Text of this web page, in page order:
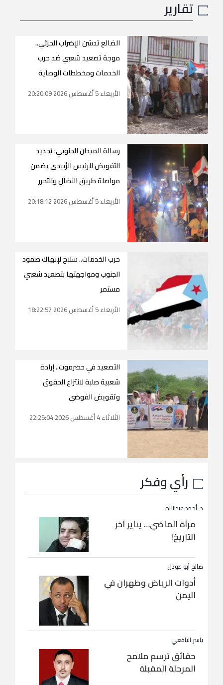
تقارير
الضالع تدشن الإضراب الجزئي..
موجة تصعيد شعبي ضد حرب
الخدمات ومخططات الوصاية
الأربعاء 5 أغسطس 2026 20:20:09
رسالة الميدان الجنوبي: تجديد
التفويض للرئيس الزُبيدي يضمن
مواصلة طريق النضال والتحرر
الأربعاء 5 أغسطس 2026 20:18:12
حرب الخدمات.. سلاح لإنهاك صمود
الجنوب ومواجهتها بتصعيد شعبي
مستمر
الأربعاء 5 أغسطس 2026 18:22:57
التصعيد في حضرموت.. إرادة
شعبية صلبة لانتزاع الحقوق
وتقويض الفوضى
الثلاثاء 4 أغسطس 2026 22:25:04
رأي وفكر
د. أحمد عبداللاه
مرآة الماضي… يناير آخر
التاريخ!
صالح أبو عوذل
أدوات الرياض وطهران في
اليمن
ياسر اليافعي
حقائق ترسم ملامح
المرحلة المقبلة